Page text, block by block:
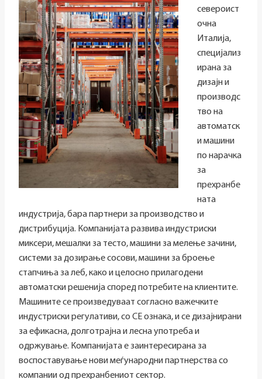
североист
очна
Италија,
специјализ
ирана за
дизајн и
производс
тво на
автоматск
и машини
по нарачка
за
прехранбе
ната
индустрија, бара партнери за производство и
дистрибуција. Компанијата развива индустриски
миксери, мешалки за тесто, машини за мелење зачини,
системи за дозирање сосови, машини за броење
стапчиња за леб, како и целосно прилагодени
автоматски решенија според потребите на клиентите.
Машините се произведуваат согласно важечките
индустриски регулативи, со CE ознака, и се дизајнирани
за ефикасна, долготрајна и лесна употреба и
одржување. Компанијата е заинтересирана за
воспоставување нови меѓународни партнерства со
компании од прехранбениот сектор.